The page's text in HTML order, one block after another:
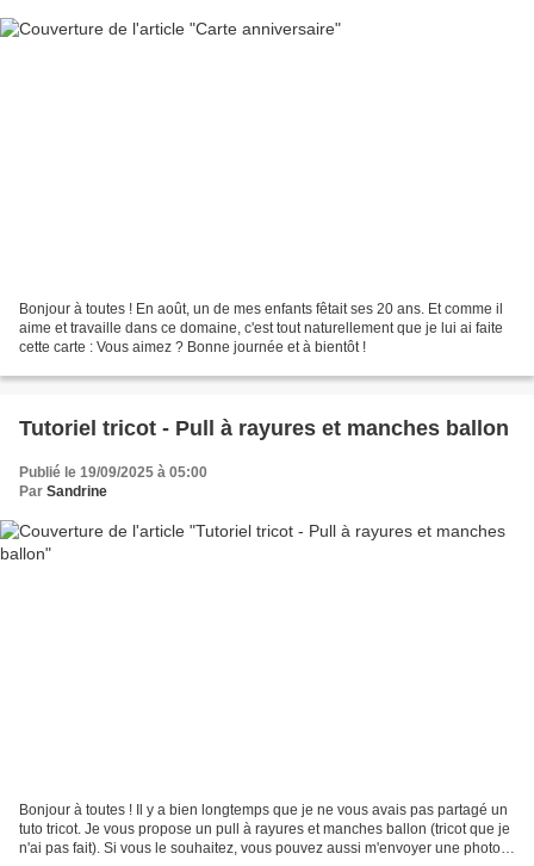
Bonjour à toutes ! En août, un de mes enfants fêtait ses 20 ans. Et comme il
aime et travaille dans ce domaine, c'est tout naturellement que je lui ai faite
cette carte : Vous aimez ? Bonne journée et à bientôt !
Tutoriel tricot - Pull à rayures et manches ballon
Publié le 19/09/2025 à 05:00
Par Sandrine
Bonjour à toutes ! Il y a bien longtemps que je ne vous avais pas partagé un
tuto tricot. Je vous propose un pull à rayures et manches ballon (tricot que je
n'ai pas fait). Si vous le souhaitez, vous pouvez aussi m'envoyer une photo